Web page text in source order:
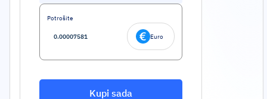
Potrošite
Euro
Kupi sada